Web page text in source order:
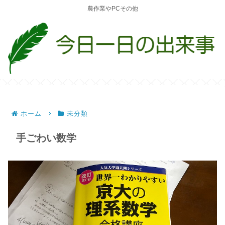
農作業やPCその他
ホーム 未分類
手ごわい数学